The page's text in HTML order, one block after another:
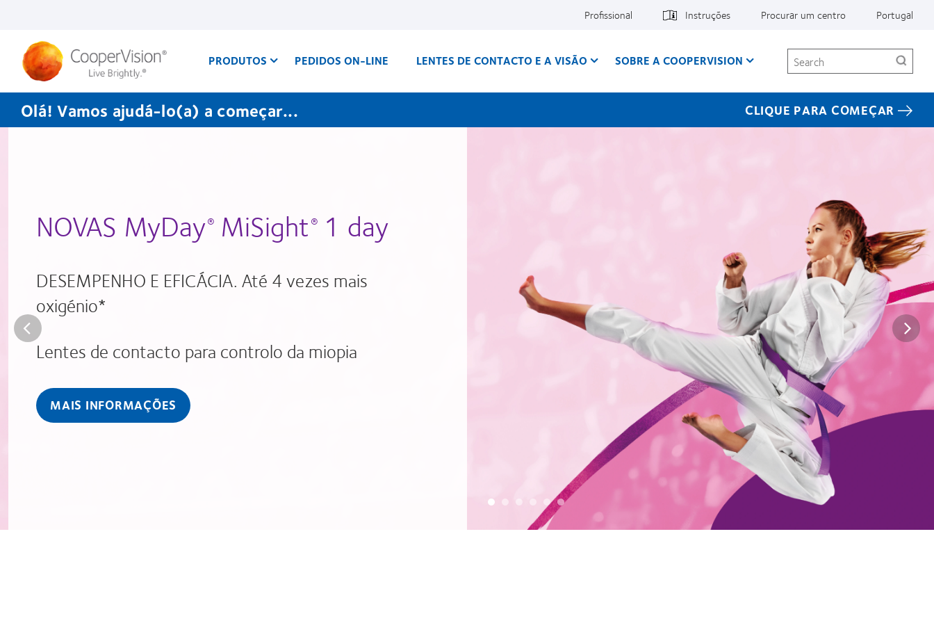
conteúdo
principal
Profissional Instruções Procurar um centro Portugal
PRODUTOS PEDIDOS ON-LINE LENTES DE CONTACTO E A VISÃO SOBRE A COOPERVISION Search
Olá! Vamos ajudá-lo(a) a começar... CLIQUE PARA COMEÇAR
Lentes
Contacto
NOVAS MyDay®MiSight®1 day
DESEMPENHO E EFICÁCIA. Até 4 vezes mais
oxigénio*
Lentes de contacto para controlo da miopia
MAIS INFORMAÇÕES